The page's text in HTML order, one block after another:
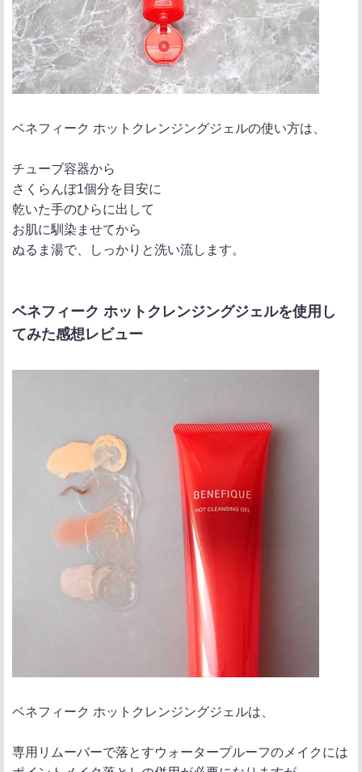
ベネフィーク ホットクレンジングジェルの使い方は、
チューブ容器から
さくらんぼ1個分を目安に
乾いた手のひらに出して
お肌に馴染ませてから
ぬるま湯で、しっかりと洗い流します。
ベネフィーク ホットクレンジングジェルを使用し
てみた感想レビュー
ベネフィーク ホットクレンジングジェルは、
専用リムーバーで落とすウォータープルーフのメイクには